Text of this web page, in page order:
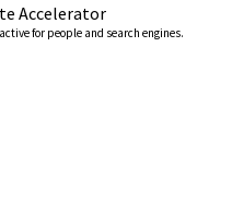
Accelerator
for people and search engines.